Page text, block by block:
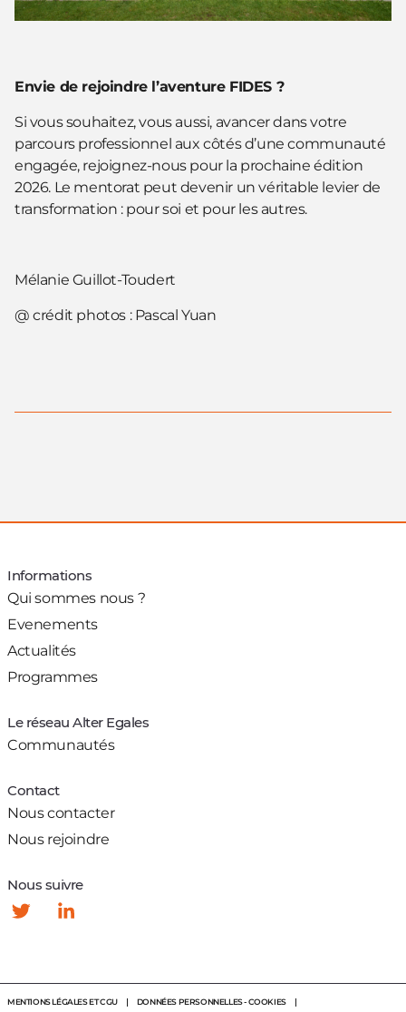
Envie de rejoindre l’aventure FIDES ?
Si vous souhaitez, vous aussi, avancer dans votre
parcours professionnel aux côtés d’une communauté
engagée, rejoignez-nous pour la prochaine édition
2026. Le mentorat peut devenir un véritable levier de
transformation : pour soi et pour les autres.
Mélanie Guillot-Toudert
@ crédit photos : Pascal Yuan
Informations
Qui sommes nous ?
Evenements
Actualités
Programmes
Le réseau Alter Egales
Communautés
Contact
Nous contacter
Nous rejoindre
Nous suivre
Linkedin
MENTIONS LÉGALES ET CGU DONNÉES PERSONNELLES - COOKIES